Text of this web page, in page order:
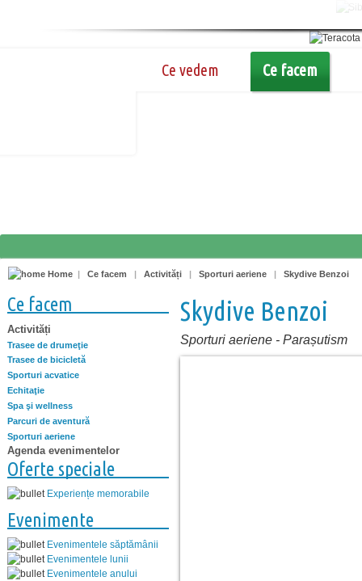
Ce vedem Ce facem
Home | Ce facem | Activități | Sporturi aeriene | Skydive Benzoi
Ce facem
Activități
Trasee de drumeţie
Trasee de bicicletă
Sporturi acvatice
Echitaţie
Spa şi wellness
Parcuri de aventură
Sporturi aeriene
Agenda evenimentelor
Oferte speciale
Experiențe memorabile
Evenimente
Evenimentele săptămânii
Evenimentele lunii
Evenimentele anului
Skydive Benzoi
Sporturi aeriene - Parașutism